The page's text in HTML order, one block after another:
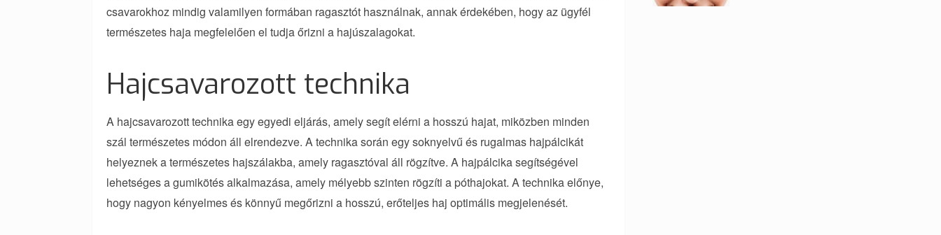
csavarokhoz mindig valamilyen formában ragasztót használnak, annak érdekében, hogy az ügyfél
természetes haja megfelelően el tudja őrizni a hajúszalagokat.
Hajcsavarozott technika
A hajcsavarozott technika egy egyedi eljárás, amely segít elérni a hosszú hajat, miközben minden
szál természetes módon áll elrendezve. A technika során egy soknyelvű és rugalmas hajpálcikát
helyeznek a természetes hajszálakba, amely ragasztóval áll rögzítve. A hajpálcika segítségével
lehetséges a gumikötés alkalmazása, amely mélyebb szinten rögzíti a póthajokat. A technika előnye,
hogy nagyon kényelmes és könnyű megőrizni a hosszú, erőteljes haj optimális megjelenését.